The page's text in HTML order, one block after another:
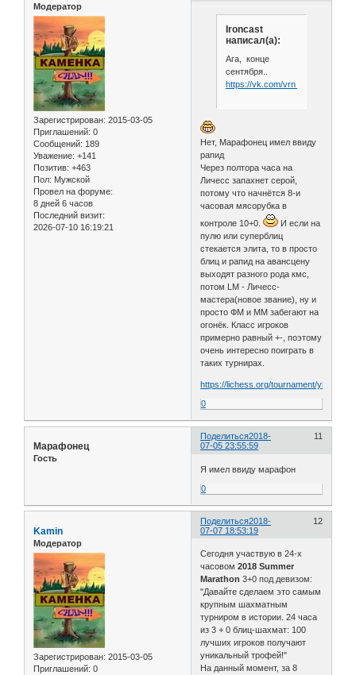
Модератор
Зарегистрирован: 2015-03-05
Приглашений: 0
Сообщений: 189
Уважение: +141
Позитив: +463
Пол: Мужской
Провел на форуме:
8 дней 6 часов
Последний визит:
2026-07-10 16:19:21
Ironcast
написал(а):
Ага, конце
сентября..
https://vk.com/vrn_marafon
Нет, Марафонец имел ввиду
рапид
Через полтора часа на
Личесс запахнет серой,
потому что начнётся 8-и
часовая мясорубка в
контроле 10+0.
И если на
пулю или суперблиц
стекается элита, то в просто
блиц и рапид на авансцену
выходят разного рода кмс,
потом LM - Личесс-
мастера(новое звание), ну и
просто ФМ и ММ забегают на
огонёк. Класс игроков
примерно равный +-, поэтому
очень интересно поиграть в
таких турнирах.
https://lichess.org/tournament/y5GP56gI
0
Поделиться 11
2018-
07-05 23:55:59
Марафонец
Гость
Я имел ввиду марафон
0
Поделиться 12
2018-
07-07 18:53:19
Kamin
Модератор
Зарегистрирован: 2015-03-05
Приглашений: 0
Сегодня участвую в 24-х
часовом2018 Summer
Marathon 3+0 под девизом:
"Давайте сделаем это самым
крупным шахматным
турниром в истории. 24 часа
из 3 + 0 блиц-шахмат: 100
лучших игроков получают
уникальный трофей!"
На данный момент, за 8